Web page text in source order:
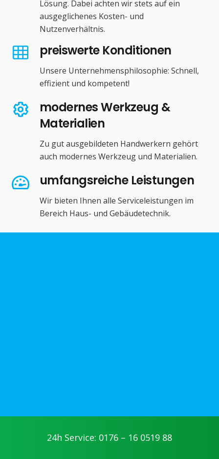
Lösung. Dabei achten wir stets auf ein
ausgeglichenes Kosten- und
Nutzenverhältnis.
preiswerte Konditionen
Unsere Unternehmensphilosophie: Schnell,
effizient und kompetent!
modernes Werkzeug &
Materialien
Zu gut ausgebildeten Handwerkern gehört
auch modernes Werkzeug und Materialien.
umfangsreiche Leistungen
Wir bieten Ihnen alle Serviceleistungen im
Bereich Haus- und Gebäudetechnik.
24h Service: 0176 – 16 0519 88